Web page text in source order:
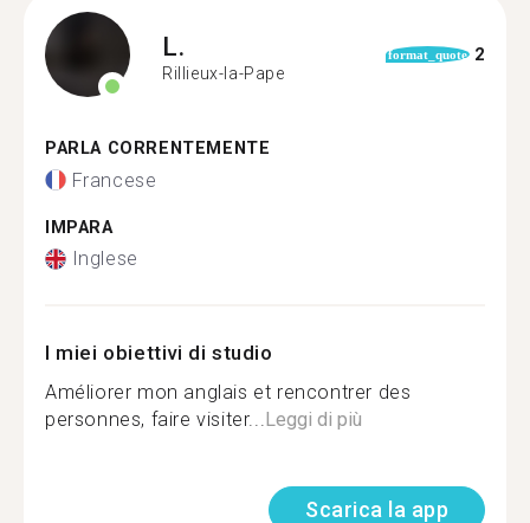
L.
Rillieux-la-Pape
format_quote 2
PARLA CORRENTEMENTE
Francese
IMPARA
Inglese
I miei obiettivi di studio
Améliorer mon anglais et rencontrer des
personnes, faire visiter...Leggi di più
Scarica la app